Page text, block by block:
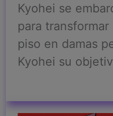
Kyohei se
para
piso en damas
Kyohei su